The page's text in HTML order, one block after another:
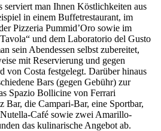
serviert man Ihnen Köstlichkeiten aus
in einem Buffetrestaurant, im
Pizzeria Pummid’Oro sowie im
und dem Laboratorio del Gusto
sein Abendessen selbst zubereitet,
mit Reservierung und gegen
von Costa festgelegt. Darüber hinaus
Bars (gegen Gebühr) zur
Spazio Bollicine von Ferrari
Bar, die Campari-Bar, eine Sportbar,
Café sowie zwei Amarillo-
das kulinarische Angebot ab.